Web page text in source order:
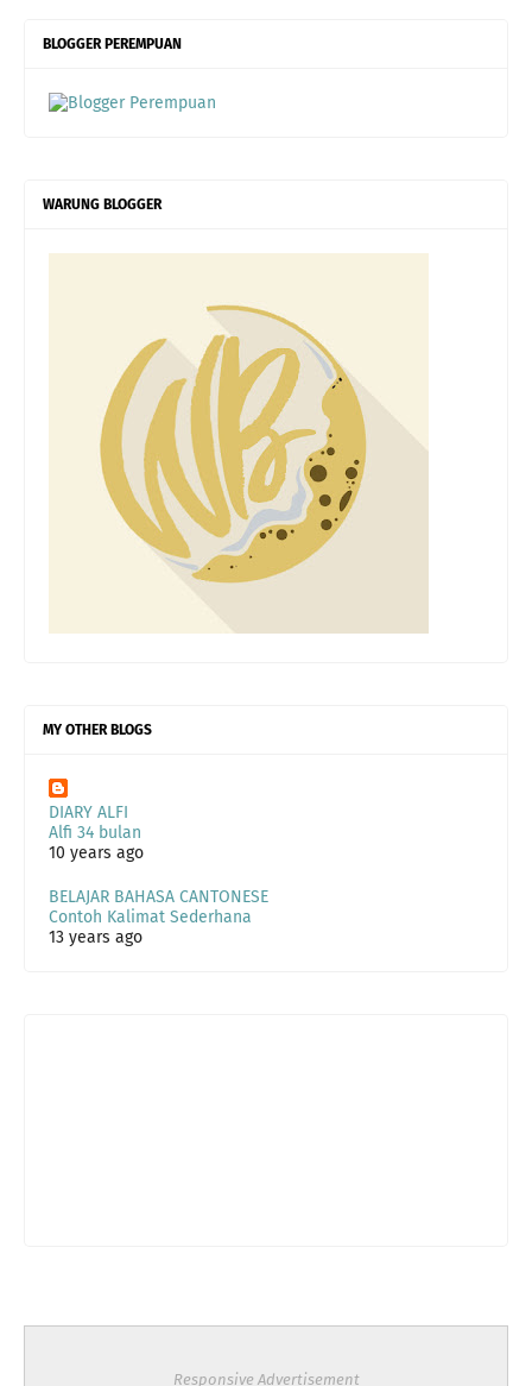
BLOGGER PEREMPUAN
WARUNG BLOGGER
MY OTHER BLOGS
DIARY ALFI
Alfi 34 bulan
10 years ago
BELAJAR BAHASA CANTONESE
Contoh Kalimat Sederhana
13 years ago
Responsive Advertisement